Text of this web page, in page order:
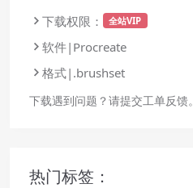
下载权限： 全站VIP
软件|Procreate
格式|.brushset
下载遇到问题？请提交工单反馈。
热门标签：